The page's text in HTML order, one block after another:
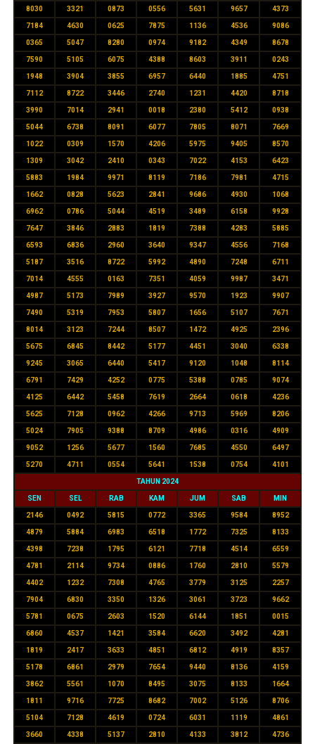
8030 3321 0873 0556 5631 9657 4373
7184 4630 0625 7875 1136 4536 9086
0365 5047 8280 0974 9182 4349 8678
7590 5105 6075 4388 8603 3911 0243
1948 3904 3855 6957 6440 1885 4751
7112 8722 3446 2740 1231 4420 8718
3990 7014 2941 0018 2380 5412 0938
5044 6738 8091 6077 7805 8071 7669
1022 0309 1570 4206 5975 9405 8570
1309 3042 2410 0343 7022 4153 6423
5883 1984 9971 8119 7186 7981 4715
1662 0828 5623 2841 9686 4930 1068
6962 0786 5044 4519 3489 6158 9928
7647 3846 2883 1819 7388 4283 5885
6593 6836 2960 3640 9347 4556 7168
5187 3516 8722 5992 4890 7248 6711
7014 4555 0163 7351 4059 9987 3471
4987 5173 7989 3927 9570 1923 9907
7490 5319 7953 5807 1656 5107 7671
8014 3123 7244 8507 1472 4925 2396
5675 6845 8442 5177 4451 3040 6338
9245 3065 6440 5417 9120 1048 8114
6791 7429 4252 0775 5388 0785 9074
4125 6442 5458 7619 2664 0618 4236
5625 7128 0962 4266 9713 5969 8206
5024 7905 9388 8709 4986 0316 4909
9052 1256 5677 1560 7685 4550 6497
5270 4711 0554 5641 1538 0754 4101
TAHUN 2024
SEN SEL RAB KAM JUM SAB MIN
2146 0492 5815 0772 3365 9584 8952
4879 5884 6983 6518 1772 7325 8133
4398 7238 1795 6121 7718 4514 6559
4781 2114 9734 0886 1760 2810 5579
4402 1232 7308 4765 3779 3125 2257
7904 6830 3350 1326 3061 3723 9662
5781 0675 2603 1520 6144 1851 0015
6860 4537 1421 3584 6620 3492 4281
1819 2417 3633 4851 6812 4919 8357
5178 6861 2979 7654 9440 8136 4159
3862 5561 1070 8495 3075 8133 1664
1811 9716 7725 8682 7002 5126 8706
5104 7128 4619 0724 6031 1119 4861
3660 4338 5137 2810 4133 3812 4736